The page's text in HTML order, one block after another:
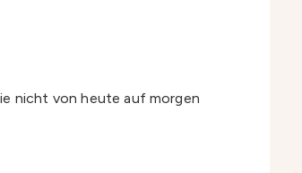
nicht von heute auf morgen